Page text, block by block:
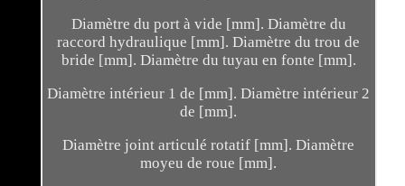
Diamètre du port à vide [mm]. Diamètre du
raccord hydraulique [mm]. Diamètre du trou de
bride [mm]. Diamètre du tuyau en fonte [mm].
Diamètre intérieur 1 de [mm]. Diamètre intérieur 2
de [mm].
Diamètre joint articulé rotatif [mm]. Diamètre
moyeu de roue [mm].